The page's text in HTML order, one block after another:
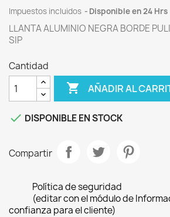
Impuestos incluidos Disponible en 24 Hrs
LLANTA ALUMINIO NEGRA BORDE
SIP
Cantidad
 AÑADIR AL
 DISPONIBLE EN STOCK
Compartir
Política de seguridad
(editar con el módulo de
confianza para el cliente)